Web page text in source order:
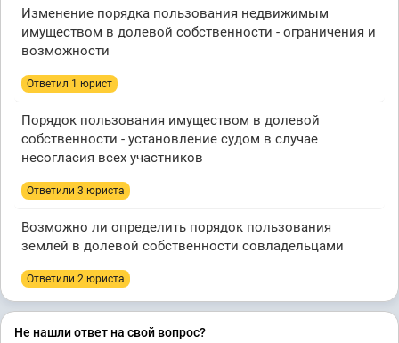
Изменение порядка пользования недвижимым
имуществом в долевой собственности - ограничения и
возможности
Ответил 1 юрист
Порядок пользования имуществом в долевой
собственности - установление судом в случае
несогласия всех участников
Ответили 3 юристa
Возможно ли определить порядок пользования
землей в долевой собственности совладельцами
Ответили 2 юристa
Не нашли ответ на свой вопрос?